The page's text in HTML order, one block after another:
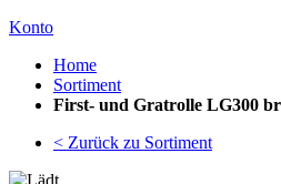
Konto
Home
Sortiment
First- und Gratrolle LG300
< Zurück zu Sortiment